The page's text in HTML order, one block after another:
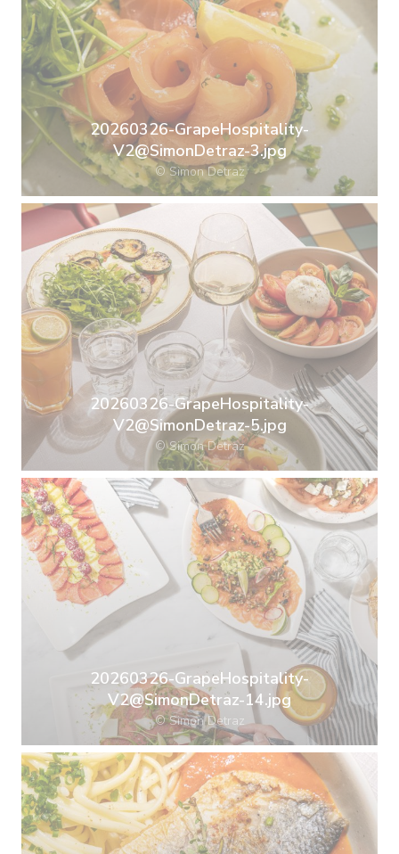
20260326-GrapeHospitality-
V2@SimonDetraz-3.jpg
© Simon Detraz
20260326-GrapeHospitality-
V2@SimonDetraz-5.jpg
© Simon Detraz
20260326-GrapeHospitality-
V2@SimonDetraz-14.jpg
© Simon Detraz